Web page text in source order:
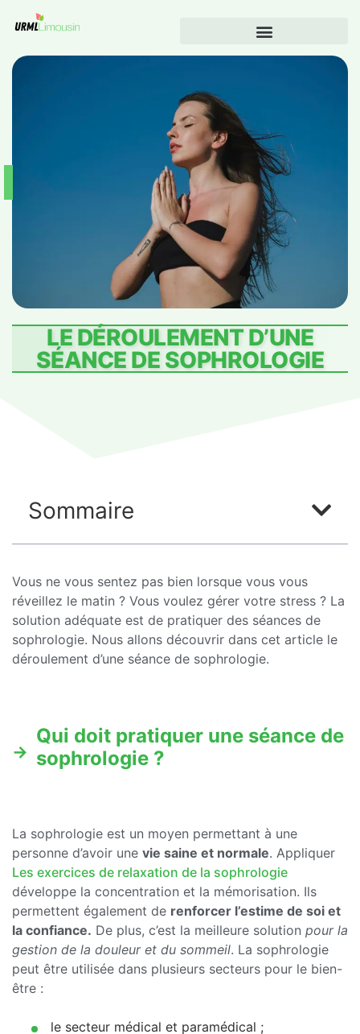
LE DÉROULEMENT D’UNE
SÉANCE DE SOPHROLOGIE
Sommaire
Vous ne vous sentez pas bien lorsque vous vous
réveillez le matin ? Vous voulez gérer votre stress ? La
solution adéquate est de pratiquer des séances de
sophrologie. Nous allons découvrir dans cet article le
déroulement d’une séance de sophrologie.
Qui doit pratiquer une séance de
sophrologie ?
La sophrologie est un moyen permettant à une
personne d’avoir une vie saine et normale. Appliquer
Les exercices de relaxation de la sophrologie
développe la concentration et la mémorisation. Ils
permettent également de renforcer l’estime de soi et
la confiance. De plus, c’est la meilleure solution pour la
gestion de la douleur et du sommeil. La sophrologie
peut être utilisée dans plusieurs secteurs pour le bien-
être :
le secteur médical et paramédical ;